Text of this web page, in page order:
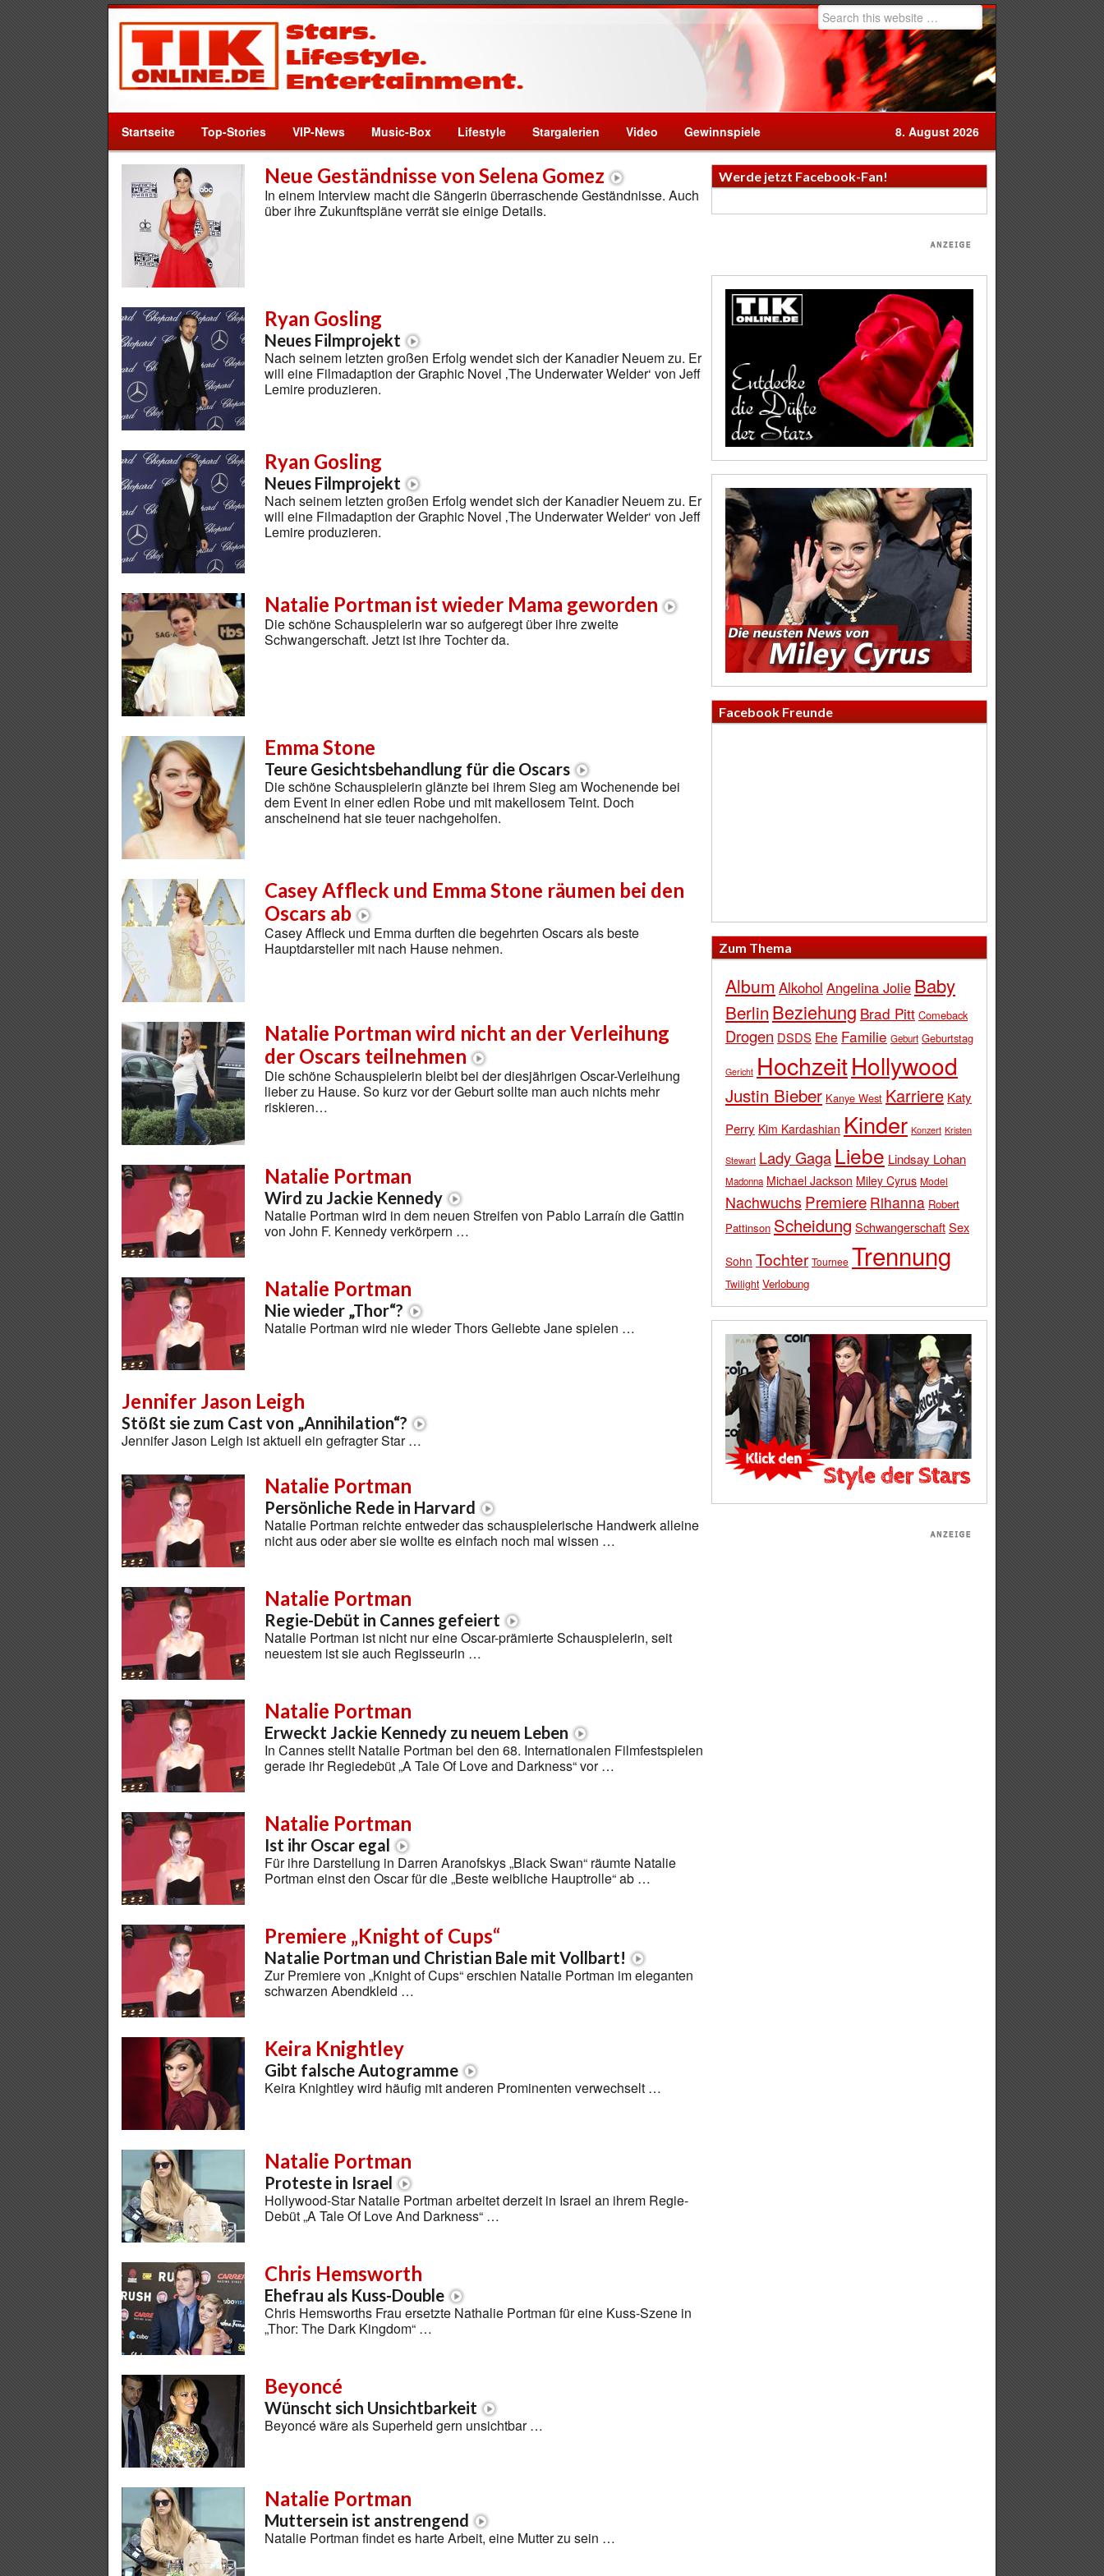
Startseite Top-Stories VIP-News Music-Box Lifestyle Stargalerien Video Gewinnspiele 8. August 2026
Neue Geständnisse von Selena Gomez
In einem Interview macht die Sängerin überraschende Geständnisse. Auch
über ihre Zukunftspläne verrät sie einige Details.
Ryan Gosling
Neues Filmprojekt
Nach seinem letzten großen Erfolg wendet sich der Kanadier Neuem zu. Er
will eine Filmadaption der Graphic Novel ‚The Underwater Welder‘ von Jeff
Lemire produzieren.
Ryan Gosling
Neues Filmprojekt
Nach seinem letzten großen Erfolg wendet sich der Kanadier Neuem zu. Er
will eine Filmadaption der Graphic Novel ‚The Underwater Welder‘ von Jeff
Lemire produzieren.
Natalie Portman ist wieder Mama geworden
Die schöne Schauspielerin war so aufgeregt über ihre zweite
Schwangerschaft. Jetzt ist ihre Tochter da.
Emma Stone
Teure Gesichtsbehandlung für die Oscars
Die schöne Schauspielerin glänzte bei ihrem Sieg am Wochenende bei
dem Event in einer edlen Robe und mit makellosem Teint. Doch
anscheinend hat sie teuer nachgeholfen.
Casey Affleck und Emma Stone räumen bei den
Oscars ab
Casey Affleck und Emma durften die begehrten Oscars als beste
Hauptdarsteller mit nach Hause nehmen.
Natalie Portman wird nicht an der Verleihung
der Oscars teilnehmen
Die schöne Schauspielerin bleibt bei der diesjährigen Oscar-Verleihung
lieber zu Hause. So kurz vor der Geburt sollte man auch nichts mehr
riskieren…
Natalie Portman
Wird zu Jackie Kennedy
Natalie Portman wird in dem neuen Streifen von Pablo Larraín die Gattin
von John F. Kennedy verkörpern …
Natalie Portman
Nie wieder „Thor“?
Natalie Portman wird nie wieder Thors Geliebte Jane spielen …
Jennifer Jason Leigh
Stößt sie zum Cast von „Annihilation“?
Jennifer Jason Leigh ist aktuell ein gefragter Star …
Natalie Portman
Persönliche Rede in Harvard
Natalie Portman reichte entweder das schauspielerische Handwerk alleine
nicht aus oder aber sie wollte es einfach noch mal wissen …
Natalie Portman
Regie-Debüt in Cannes gefeiert
Natalie Portman ist nicht nur eine Oscar-prämierte Schauspielerin, seit
neuestem ist sie auch Regisseurin …
Natalie Portman
Erweckt Jackie Kennedy zu neuem Leben
In Cannes stellt Natalie Portman bei den 68. Internationalen Filmfestspielen
gerade ihr Regiedebüt „A Tale Of Love and Darkness“ vor …
Natalie Portman
Ist ihr Oscar egal
Für ihre Darstellung in Darren Aranofskys „Black Swan“ räumte Natalie
Portman einst den Oscar für die „Beste weibliche Hauptrolle“ ab …
Premiere „Knight of Cups“
Natalie Portman und Christian Bale mit Vollbart!
Zur Premiere von „Knight of Cups“ erschien Natalie Portman im eleganten
schwarzen Abendkleid …
Keira Knightley
Gibt falsche Autogramme
Keira Knightley wird häufig mit anderen Prominenten verwechselt …
Natalie Portman
Proteste in Israel
Hollywood-Star Natalie Portman arbeitet derzeit in Israel an ihrem Regie-
Debüt „A Tale Of Love And Darkness“ …
Chris Hemsworth
Ehefrau als Kuss-Double
Chris Hemsworths Frau ersetzte Nathalie Portman für eine Kuss-Szene in
„Thor: The Dark Kingdom“ …
Beyoncé
Wünscht sich Unsichtbarkeit
Beyoncé wäre als Superheld gern unsichtbar …
Natalie Portman
Muttersein ist anstrengend
Natalie Portman findet es harte Arbeit, eine Mutter zu sein …
Werde jetzt Facebook-Fan!
Facebook Freunde
Zum Thema
Album Alkohol Angelina Jolie Baby
Berlin Beziehung Brad Pitt Comeback
Drogen DSDS Ehe Familie Geburt Geburtstag
Gericht HochzeitHollywood
Justin Bieber Kanye West Karriere Katy
Perry Kim Kardashian Kinder Konzert Kristen
Stewart Lady Gaga Liebe Lindsay Lohan
Madonna Michael Jackson Miley Cyrus Model
Nachwuchs Premiere Rihanna Robert
Pattinson Scheidung SchwangerschaftSex
Sohn Tochter Tournee Trennung
Twilight Verlobung